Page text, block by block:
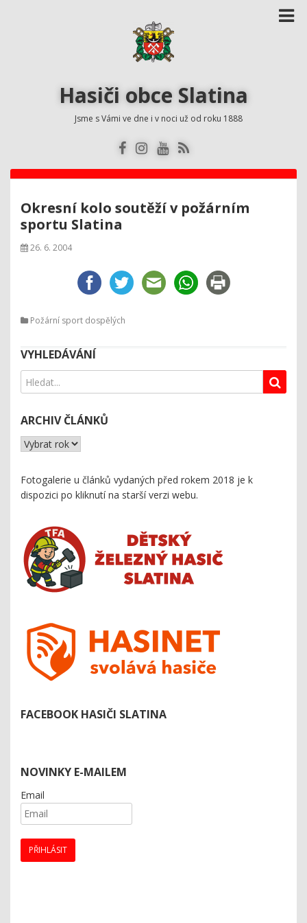
Hasiči obce Slatina
Jsme s Vámi ve dne i v noci už od roku 1888
Okresní kolo soutěží v požárním
sportu Slatina
26. 6. 2004
Požární sport dospělých
VYHLEDÁVÁNÍ
ARCHIV ČLÁNKŮ
Fotogalerie u článků vydaných před rokem 2018 je k
dispozici po kliknutí na starší verzi webu.
FACEBOOK HASIČI SLATINA
NOVINKY E-MAILEM
Email